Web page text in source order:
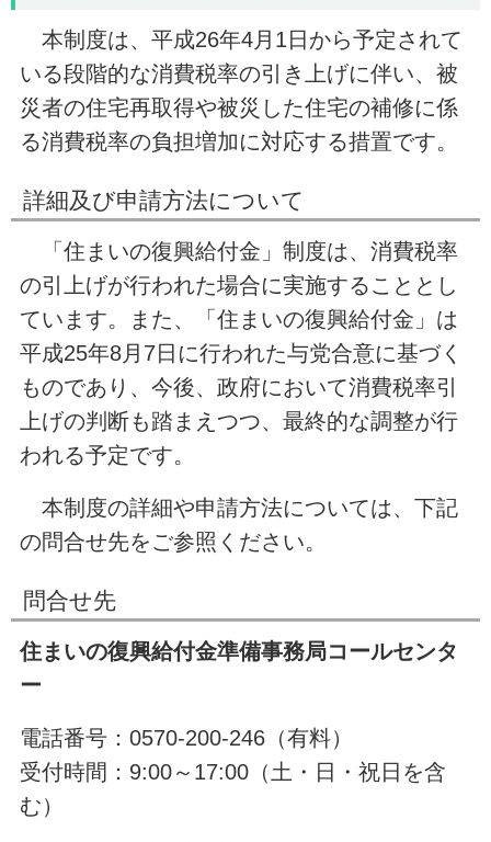
本制度は、平成26年4月1日から予定されて
いる段階的な消費税率の引き上げに伴い、被
災者の住宅再取得や被災した住宅の補修に係
る消費税率の負担増加に対応する措置です。
詳細及び申請方法について
「住まいの復興給付金」制度は、消費税率
の引上げが行われた場合に実施することとし
ています。また、「住まいの復興給付金」は
平成25年8月7日に行われた与党合意に基づく
ものであり、今後、政府において消費税率引
上げの判断も踏まえつつ、最終的な調整が行
われる予定です。
本制度の詳細や申請方法については、下記
の問合せ先をご参照ください。
問合せ先
住まいの復興給付金準備事務局コールセンタ
ー
電話番号：0570-200-246（有料）
受付時間：9:00～17:00（土・日・祝日を含
む）